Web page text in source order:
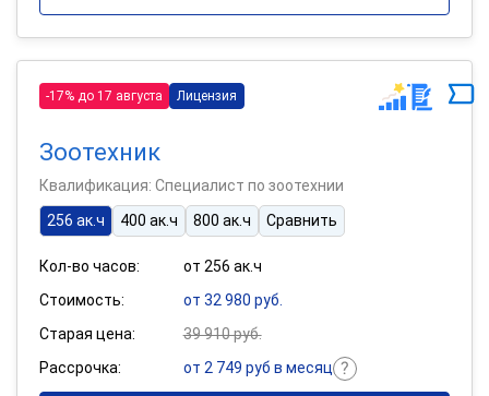
-17% до 17 августа Лицензия
Зоотехник
Квалификация: Специалист по зоотехнии
256 ак.ч
400 ак.ч 800 ак.ч Сравнить
Кол-во часов:
от 256 ак.ч
Стоимость:
от 32 980 руб.
Старая цена:
39 910 руб.
Рассрочка:
от 2 749 руб в месяц